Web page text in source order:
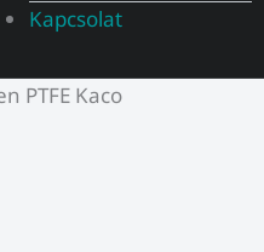
Kapcsolat